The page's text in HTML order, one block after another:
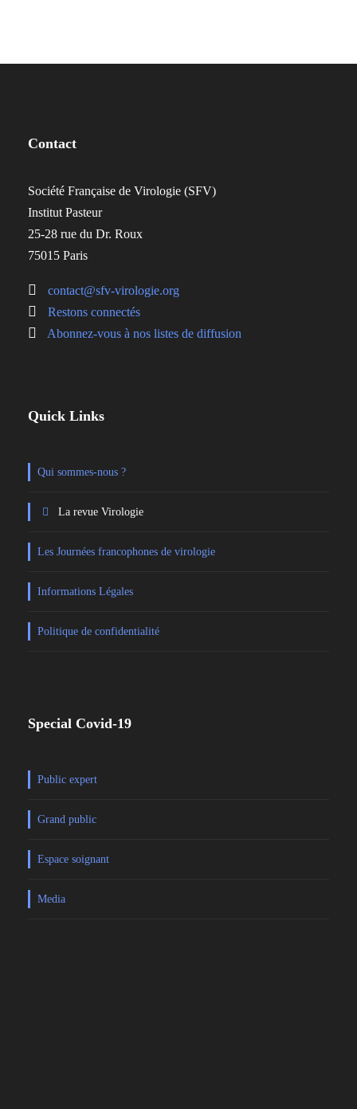
Contact
Société Française de Virologie (SFV)
Institut Pasteur
25-28 rue du Dr. Roux
75015 Paris
contact@sfv-virologie.org
Restons connectés
Abonnez-vous à nos listes de diffusion
Quick Links
Qui sommes-nous ?
La revue Virologie
Les Journées francophones de virologie
Informations Légales
Politique de confidentialité
Special Covid-19
Public expert
Grand public
Espace soignant
Media